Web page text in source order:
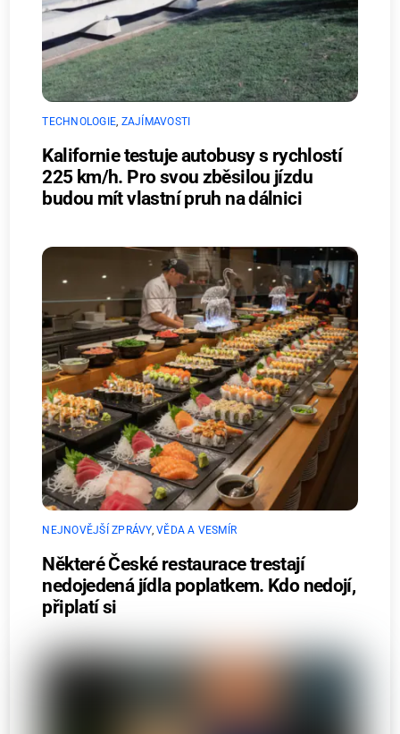
TECHNOLOGIE, ZAJÍMAVOSTI
Kalifornie testuje autobusy s rychlostí
225 km/h. Pro svou zběsilou jízdu
budou mít vlastní pruh na dálnici
NEJNOVĚJŠÍ ZPRÁVY,VĚDA A VESMÍR
Některé České restaurace trestají
nedojedená jídla poplatkem. Kdo nedojí,
připlatí si